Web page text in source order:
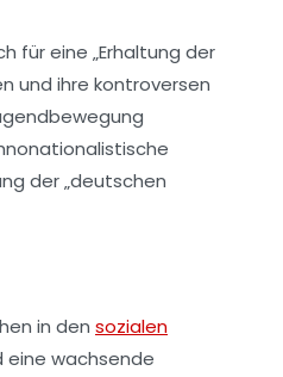
für eine „Erhaltung der
und ihre kontroversen
der „deutschen
in den sozialen
eine wachsende